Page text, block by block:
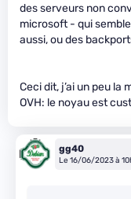
des serveurs non
microsoft - qui
aussi, ou des
Ceci dit, j’ai un peu la
OVH: le noyau est
gg40
Le 16/06/2023 à